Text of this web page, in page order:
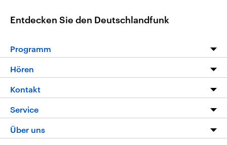
Entdecken Sie den Deutschlandfunk
Programm
Programm
Die Nachrichten
Nachrichtenleicht
Neue Beiträge auf dlf.de
Hören
Livestream
Podcasts
Deutschlandfunk App
Kontakt
Hörerservice
Service
FAQ
Über uns